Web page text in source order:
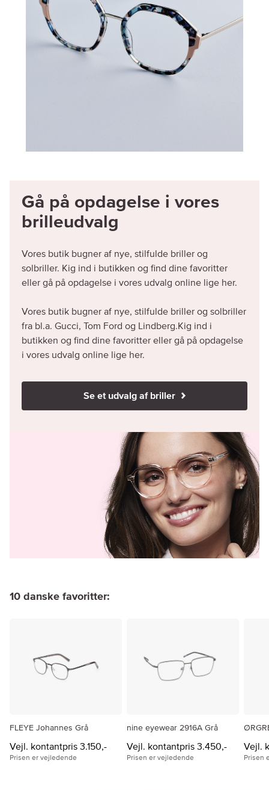
Gå på opdagelse i vores
brilleudvalg
Vores butik bugner af nye, stilfulde briller og
solbriller. Kig ind i butikken og find dine favoritter
eller gå på opdagelse i vores udvalg online lige her.
Vores butik bugner af nye, stilfulde briller og solbriller
fra bl.a. Gucci, Tom Ford og Lindberg.Kig ind i
butikken og find dine favoritter eller gå på opdagelse
i vores udvalg online lige her.
Se et udvalg af briller
10 danske favoritter:
FLEYE Johannes Grå
Vejl. kontantpris 3.150,-
Prisen er vejledende
nine eyewear 2916A Grå
Vejl. kontantpris 3.450,-
Prisen er vejledende
Vejl.
Prisen